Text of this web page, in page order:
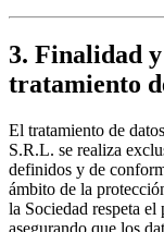
3. Finalidad
tratamiento
El tratamiento de
S.R.L. se realiza
definidos y de
ámbito de la
la Sociedad respeta
asegurando que los